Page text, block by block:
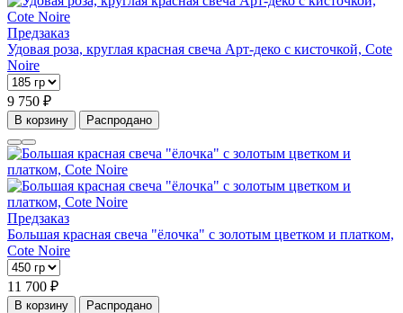
Предзаказ
Удовая роза, круглая красная свеча Арт-деко с кисточкой, Cote
Noire
9 750 ₽
В корзину Распродано
Предзаказ
Большая красная свеча "ёлочка" с золотым цветком и платком,
Cote Noire
11 700 ₽
В корзину Распродано